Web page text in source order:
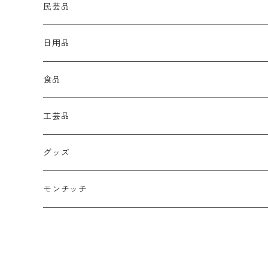
民芸品
日用品
食品
工芸品
グッズ
モンチッチ